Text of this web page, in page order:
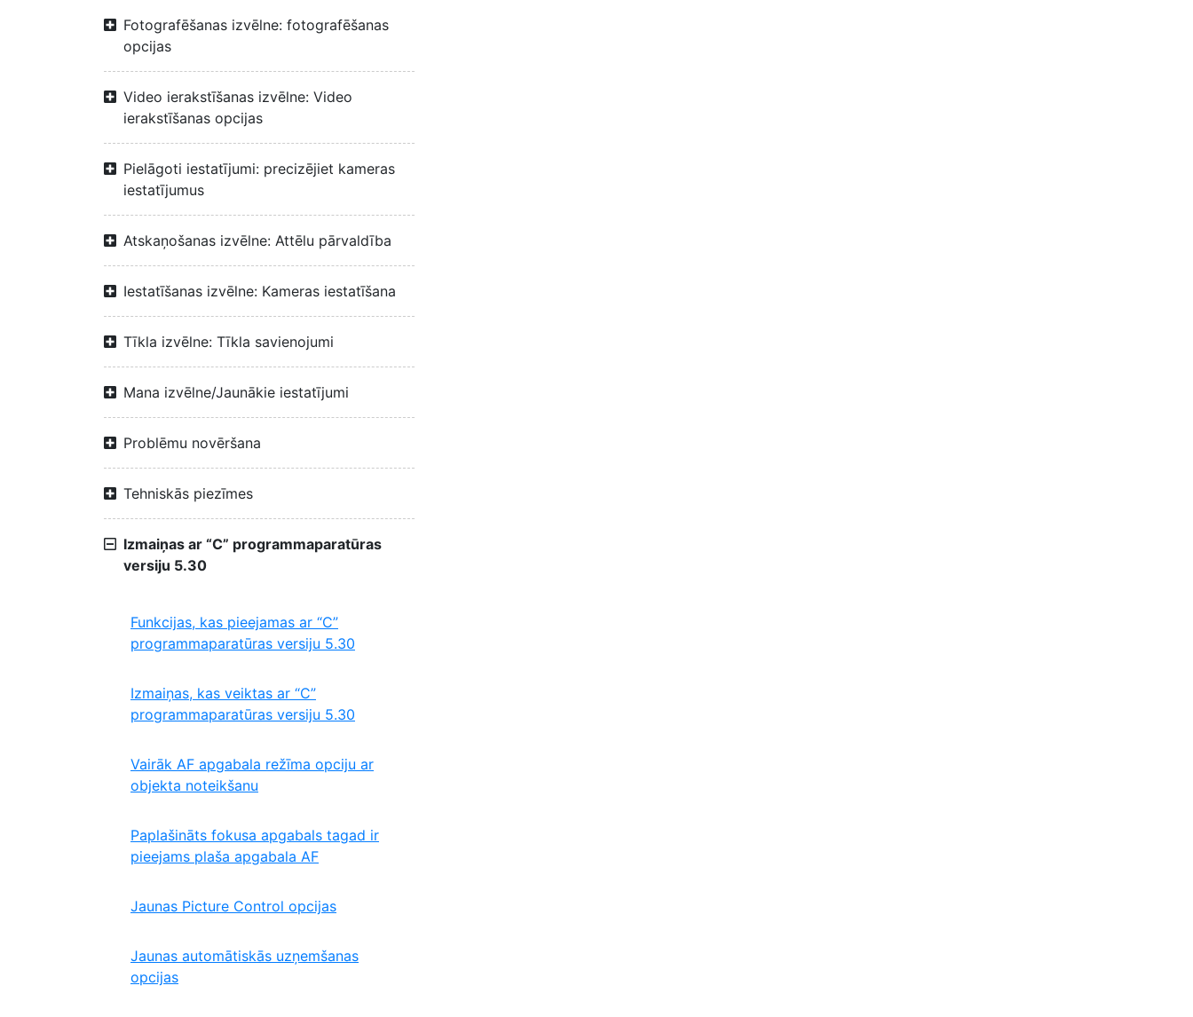
Fotografēšanas izvēlne: fotografēšanas
opcijas
Video ierakstīšanas izvēlne: Video
ierakstīšanas opcijas
Pielāgoti iestatījumi: precizējiet kameras
iestatījumus
Atskaņošanas izvēlne: Attēlu pārvaldība
Iestatīšanas izvēlne: Kameras iestatīšana
Tīkla izvēlne: Tīkla savienojumi
Mana izvēlne/Jaunākie iestatījumi
Problēmu novēršana
Tehniskās piezīmes
Izmaiņas ar “C” programmaparatūras
versiju 5.30
Funkcijas, kas pieejamas ar “C”
programmaparatūras versiju 5.30
Izmaiņas, kas veiktas ar “C”
programmaparatūras versiju 5.30
Vairāk AF apgabala režīma opciju ar
objekta noteikšanu
Paplašināts fokusa apgabals tagad ir
pieejams plaša apgabala AF
Jaunas Picture Control opcijas
Jaunas automātiskās uzņemšanas
opcijas